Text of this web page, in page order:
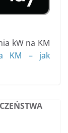
kW na KM
KM – jak